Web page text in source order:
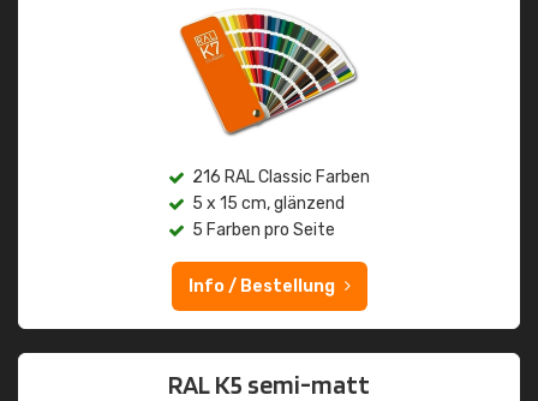
216 RAL Classic Farben
5 x 15 cm, glänzend
5 Farben pro Seite
Info / Bestellung
RAL K5 semi-matt